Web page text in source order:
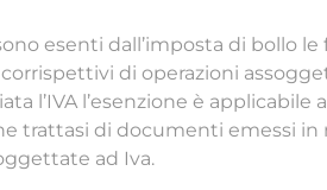
esenti dall’imposta di bollo
di operazioni
l’IVA l’esenzione è
trattasi di documenti emessi
ad Iva.